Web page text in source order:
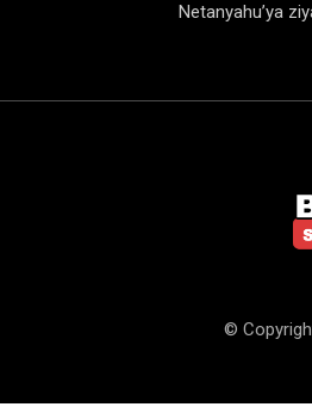
Netanyahu’ya
©